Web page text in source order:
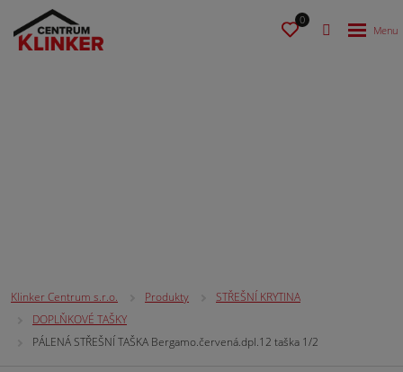
0
Klinker Centrum s.r.o. Produkty
STŘEŠNÍ KRYTINA
DOPLŇKOVÉ TAŠKY
PÁLENÁ STŘEŠNÍ TAŠKA Bergamo.červená.dpl.12 taška 1/2